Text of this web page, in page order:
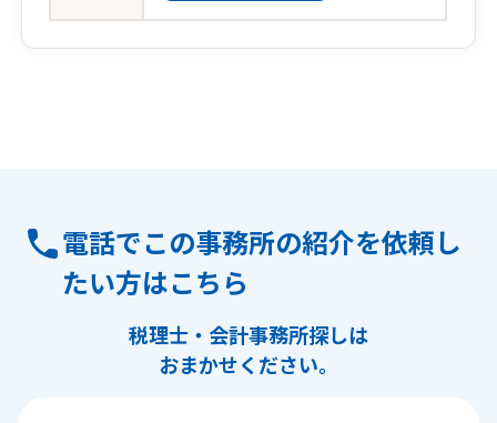
電話でこの事務所の紹介を依頼し
たい方はこちら
税理士・会計事務所探しは
おまかせください。